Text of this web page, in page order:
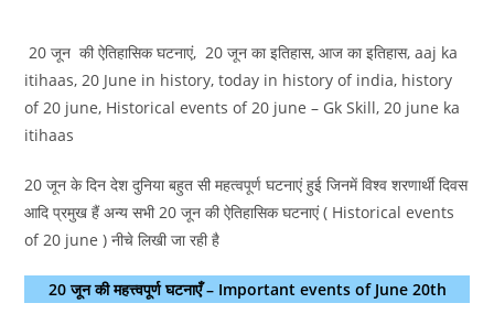
20 जून की ऐतिहासिक घटनाएं, 20 जून का इतिहास, आज का इतिहास, aaj ka
itihaas, 20 June in history, today in history of india, history
of 20 june, Historical events of 20 june – Gk Skill, 20 june ka
itihaas
20 जून के दिन देश दुनिया बहुत सी महत्वपूर्ण घटनाएं हुई जिनमें विश्व शरणार्थी दिवस
आदि प्रमुख हैं अन्य सभी 20 जून की ऐतिहासिक घटनाएं ( Historical events
of 20 june ) नीचे लिखी जा रही है
20 जून की महत्त्वपूर्ण घटनाएँ – Important events of June 20th